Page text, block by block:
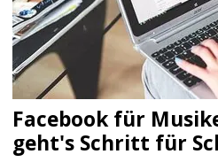
Facebook für
geht's Schritt für